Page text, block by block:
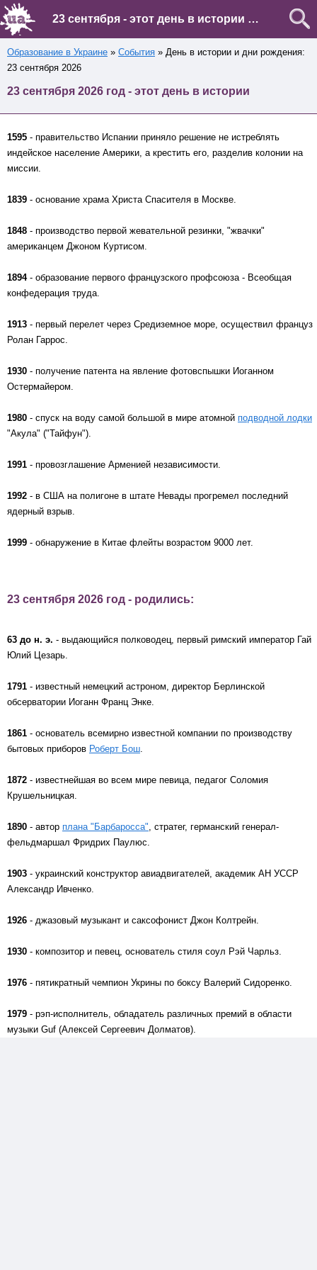
23 сентября - этот день в истории Украины и мира
Образование в Украине » События » День в истории и дни рождения:
23 сентября 2026
23 сентября 2026 год - этот день в истории
1595 - правительство Испании приняло решение не истреблять
индейское население Америки, а крестить его, разделив колонии на
миссии.
1839 - основание храма Христа Спасителя в Москве.
1848 - производство первой жевательной резинки, "жвачки"
американцем Джоном Куртисом.
1894- образование первого французского профсоюза - Всеобщая
конфедерация труда.
1913 - первый перелет через Средиземное море, осуществил француз
Ролан Гаррос.
1930 - получение патента на явление фотовспышки Иоганном
Остермайером.
1980 - спуск на воду самой большой в мире атомной подводной лодки
"Акула" ("Тайфун").
1991 - провозглашение Арменией независимости.
1992 - в США на полигоне в штате Невады прогремел последний
ядерный взрыв.
1999 - обнаружение в Китае флейты возрастом 9000 лет.
23 сентября 2026 год - родились:
63 до н. э. - выдающийся полководец, первый римский император Гай
Юлий Цезарь.
1791 - известный немецкий астроном, директор Берлинской
обсерватории Иоганн Франц Энке.
1861 - основатель всемирно известной компании по производству
бытовых приборов Роберт Бош
1872 - известнейшая во всем мире певица, педагог Соломия
Крушельницкая.
1890 - автор плана "Барбаросса" , стратег, германский генерал-
фельдмаршал Фридрих Паулюс.
1903 - украинский конструктор авиадвигателей, академик АН УССР
Александр Ивченко.
1926 - джазовый музыкант и саксофонист Джон Колтрейн.
1930 - композитор и певец, основатель стиля соул Рэй Чарльз.
1976 - пятикратный чемпион Укрины по боксу Валерий Сидоренко.
1979 - рэп-исполнитель, обладатель различных премий в области
музыки Guf (Алексей Сергеевич Долматов).